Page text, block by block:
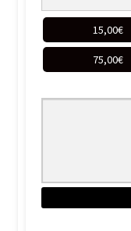
15,00€
75,00€